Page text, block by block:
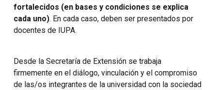
fortalecidos (en bases y condiciones se explica
cada uno). En cada caso, deben ser presentados por
docentes de IUPA.
Desde la Secretaría de Extensión se trabaja
firmemente en el diálogo, vinculación y el compromiso
de las/os integrantes de la universidad con la sociedad